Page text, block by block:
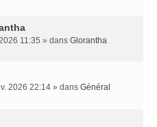
11:35 » dans Glorantha
2026 22:14 » dans Général